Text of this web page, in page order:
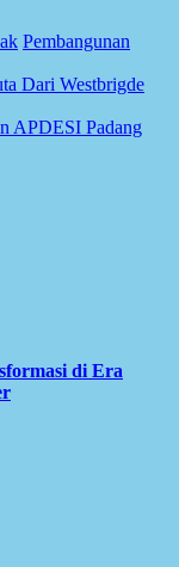
Pembangunan
Dari Westbrigde
APDESI Padang
di Era